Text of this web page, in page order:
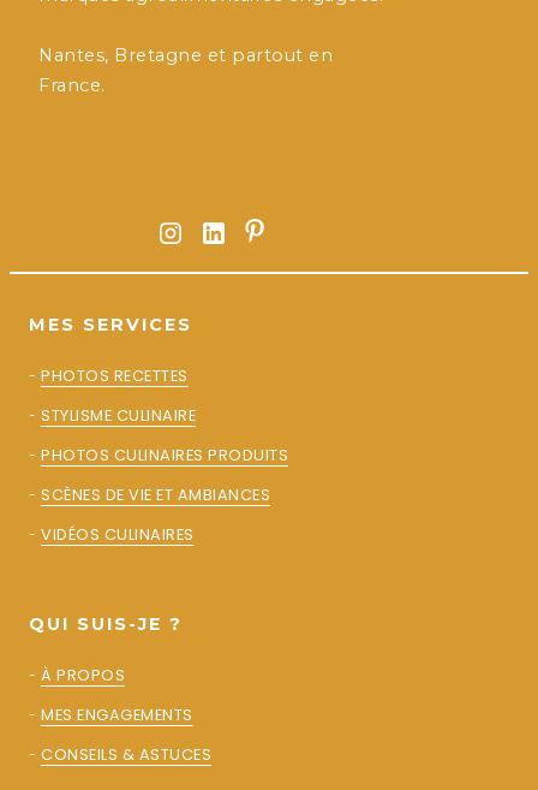
Nantes, Bretagne et partout en
France.
MES SERVICES
- PHOTOS RECETTES
- STYLISME CULINAIRE
- PHOTOS CULINAIRES PRODUITS
- SCÈNES DE VIE ET AMBIANCES
- VIDÉOS CULINAIRES
QUI SUIS-JE ?
- À PROPOS
- MES ENGAGEMENTS
- CONSEILS & ASTUCES